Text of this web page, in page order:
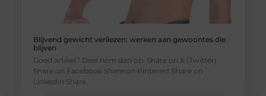
Blijvend gewicht verliezen: werken aan gewoontes die
blijven
Goed artikel? Deel hem dan op: Share on X (Twitter)
Share on Facebook Share on Pinterest Share on
LinkedIn Share